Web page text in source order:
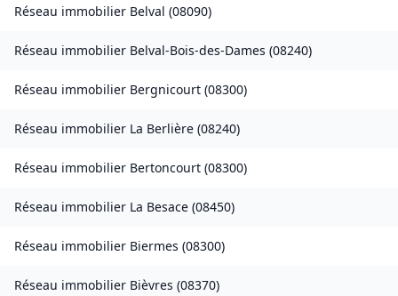
Réseau immobilier Belval (08090)
Réseau immobilier Belval-Bois-des-Dames (08240)
Réseau immobilier Bergnicourt (08300)
Réseau immobilier La Berlière (08240)
Réseau immobilier Bertoncourt (08300)
Réseau immobilier La Besace (08450)
Réseau immobilier Biermes (08300)
Réseau immobilier Bièvres (08370)